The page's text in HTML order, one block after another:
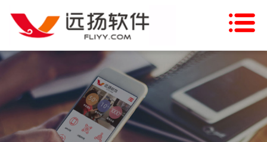
新闻资讯
主营业务
行业方案